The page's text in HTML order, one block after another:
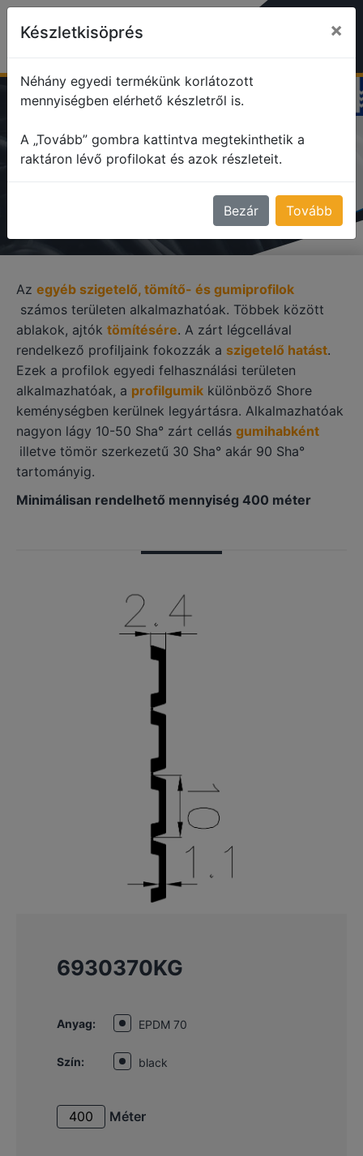
EGYÉB SZIGETELŐ, TÖMÍTŐ
Az egyéb szigetelő, tömítő- és gumiprofilok
számos területen alkalmazhatóak. Többek között
ablakok, ajtók tömítésére. A zárt légcellával
rendelkező profiljaink fokozzák a szigetelő hatást.
Ezek a profilok egyedi felhasználási területen
alkalmazhatóak, a profilgumik különböző Shore
keménységben kerülnek legyártásra. Alkalmazhatóak
nagyon lágy 10-50 Sha° zárt cellás gumihabként
illetve tömör szerkezetű 30 Sha° akár 90 Sha°
tartományig.
Minimálisan rendelhető mennyiség 400 méter
6930370KG
Anyag: EPDM 70
Szín: black
Méter
Készletkisöprés ×
Néhány egyedi termékünk korlátozott
mennyiségben elérhető készletről is.
A „Tovább” gombra kattintva megtekinthetik a
raktáron lévő profilokat és azok részleteit.
Bezár Tovább